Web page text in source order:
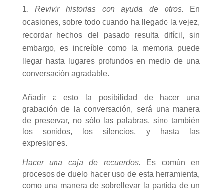
Revivir historias con ayuda de otros. En
ocasiones, sobre todo cuando ha llegado la vejez,
recordar hechos del pasado resulta difícil, sin
embargo, es increíble como la memoria puede
llegar hasta lugares profundos en medio de una
conversación agradable.
Añadir a esto la posibilidad de hacer una
grabación de la conversación, será una manera
de preservar, no sólo las palabras, sino también
los sonidos, los silencios, y hasta las
expresiones.
Hacer una caja de recuerdos.
Es común en
procesos de duelo hacer uso de esta herramienta,
como una manera de sobrellevar la partida de un